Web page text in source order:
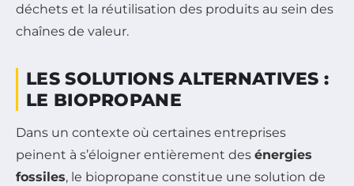
déchets et la réutilisation des produits au sein des
chaînes de valeur.
LES SOLUTIONS ALTERNATIVES :
LE BIOPROPANE
Dans un contexte où certaines entreprises
peinent à s’éloigner entièrement des énergies
fossiles, le biopropane constitue une solution de